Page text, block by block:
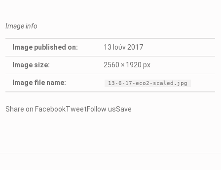
Image info
Image published on: 13 Ιούν 2017
Image size: 2560 × 1920 px
Image file name: 13-6-17-eco2-scaled.jpg
Share on FacebookTweetFollow usSave
Πλοήγηση άρθρων